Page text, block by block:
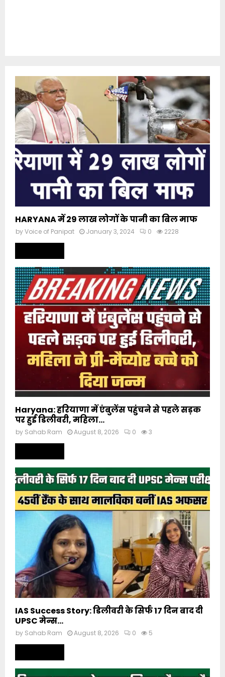
HARYANA में 29 लाख लोगों के पानी का बिल माफ
byVoice of Panipat January 3, 2024 0 2228
Haryana: हरियाणा में एंबुलेंस पहुंचने से पहले सड़क
पर हुई डिलीवरी, महिला...
by Sahab Ram August 8, 2026 0 3
IAS Success Story: डिलीवरी के सिर्फ 17 दिन बाद दी
UPSC मेन्स...
by Sahab Ram August 8, 2026 0 5